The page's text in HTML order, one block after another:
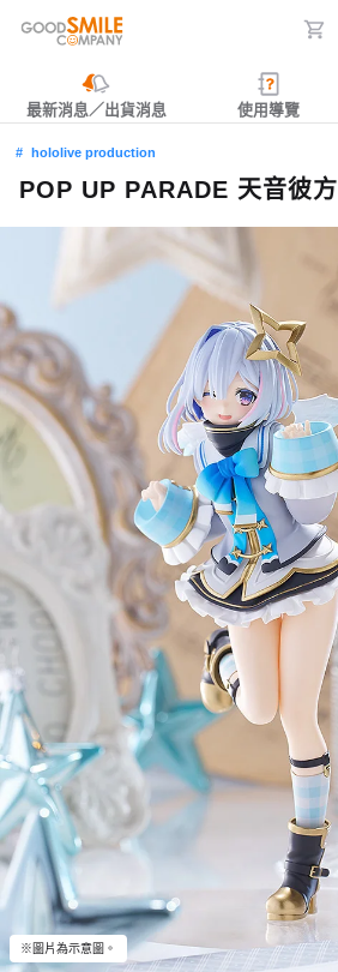
最新消息／出貨消息 使用導覽
hololive production
POP UP PARADE 天音彼方
※圖片為示意圖。